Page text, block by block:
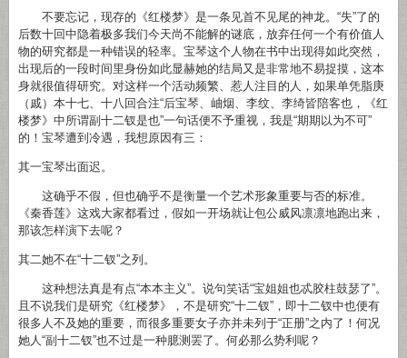
不要忘记，现存的《红楼梦》是一条见首不见尾的神龙。“失”了的
后数十回中隐着极多我们今天尚不能解的谜底，放弃任何一个有价值人
物的研究都是一种错误的轻率。宝琴这个人物在书中出现得如此突然，
出现后的一段时间里身份如此显赫她的结局又是非常地不易捉摸，这本
身就很值得研究。对这样一个活动频繁、惹人注目的人，如果单凭脂庚
（戚）本十七、十八回合注“后宝琴、岫烟、李纹、李绮皆陪客也，《红
楼梦》中所谓副十二钗是也”一句话便不予重视，我是“期期以为不可”
的！宝琴遭到冷遇，我想原因有三：
其一宝琴出面迟。
这确乎不假，但也确乎不是衡量一个艺术形象重要与否的标准。
《秦香莲》这戏大家都看过，假如一开场就让包公威风凛凛地跑出来，
那该怎样演下去呢？
其二她不在“十二钗”之列。
这种想法真是有点“本本主义”。说句笑话“宝姐姐也忒胶柱鼓瑟了”。
且不说我们是研究《红楼梦》，不是研究“十二钗”，即十二钗中也便有
很多人不及她的重要，而很多重要女子亦并未列于“正册”之内了！何况
她人“副十二钗”也不过是一种臆测罢了。何必那么势利呢？